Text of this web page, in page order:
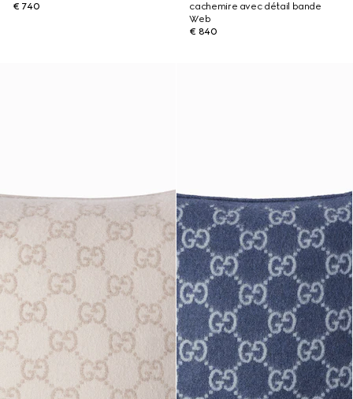
€ 740
cachemire avec détail bande
Web
€ 840